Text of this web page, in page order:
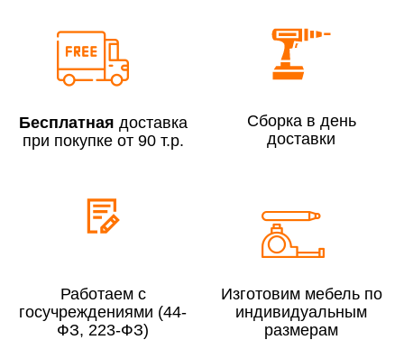
Сборка по Москве в будние дни при заказе:
Сборка по Московской области при заказе:
До 300 000 руб.
Бесплатная доставка
при покупке от 90 т.р.
Сборка в день
доставки
Работаем с
госучреждениями (44-
ФЗ, 223-ФЗ)
Изготовим мебель по
индивидуальным
размерам